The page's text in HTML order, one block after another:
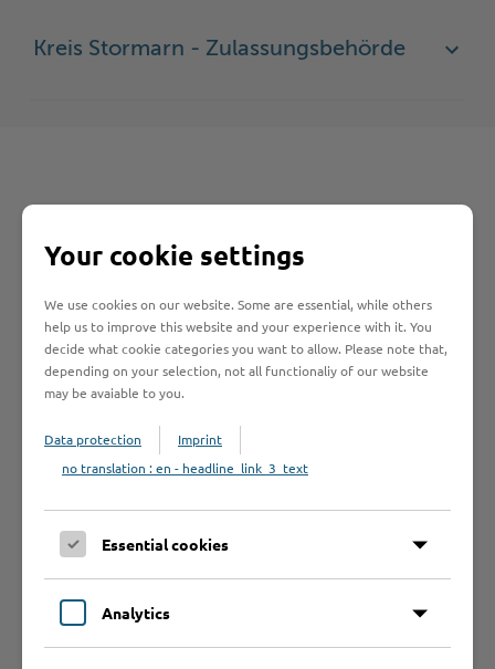
Kreis Stormarn - Zulassungsbehörde
Seite auswählen
Online-Services
Formulare
Leistungen von A bis Z
A B C D E F G H I J
Your cookie settings
We use cookies on our website. Some are essential, while others
help us to improve this website and your experience with it. You
decide what cookie categories you want to allow. Please note that,
depending on your selection, not all functionaliy of our website
may be avaiable to you.
Data protection
Imprint
no translation : en - headline_link_3_text
Essential cookies
Analytics